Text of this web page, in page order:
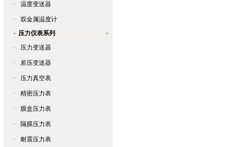
· 温度变送器
·
双金属温度计
压力仪表系列
·
压力变送器
· 差压变送器
· 压力真空表
· 精密压力表
· 膜盒压力表
· 隔膜压力表
· 耐震压力表